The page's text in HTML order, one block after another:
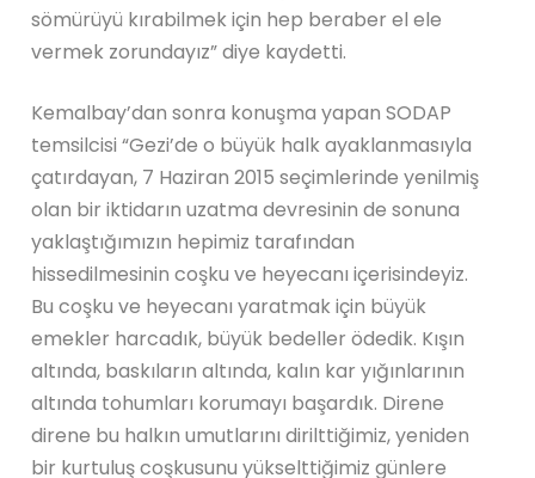
sömürüyü kırabilmek için hep beraber el ele
vermek zorundayız” diye kaydetti.
Kemalbay’dan sonra konuşma yapan SODAP
temsilcisi “Gezi’de o büyük halk ayaklanmasıyla
çatırdayan, 7 Haziran 2015 seçimlerinde yenilmiş
olan bir iktidarın uzatma devresinin de sonuna
yaklaştığımızın hepimiz tarafından
hissedilmesinin coşku ve heyecanı içerisindeyiz.
Bu coşku ve heyecanı yaratmak için büyük
emekler harcadık, büyük bedeller ödedik. Kışın
altında, baskıların altında, kalın kar yığınlarının
altında tohumları korumayı başardık. Direne
direne bu halkın umutlarını dirilttiğimiz, yeniden
bir kurtuluş coşkusunu yükselttiğimiz günlere